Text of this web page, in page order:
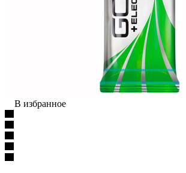
В избранное